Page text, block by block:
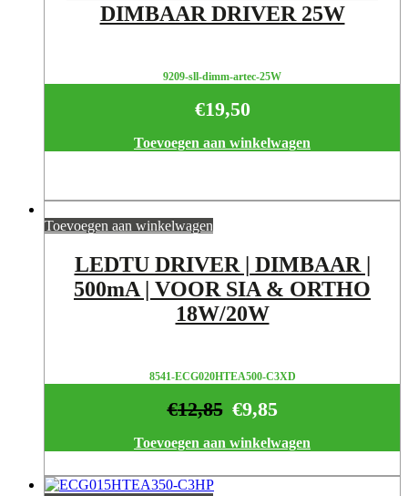
DIMBAAR DRIVER 25W
9209-sll-dimm-artec-25W
€19,50
Toevoegen aan winkelwagen
Toevoegen aan winkelwagen
LEDTU DRIVER | DIMBAAR |
500mA | VOOR SIA & ORTHO
18W/20W
8541-ECG020HTEA500-C3XD
€9,85
€12,85
Toevoegen aan winkelwagen